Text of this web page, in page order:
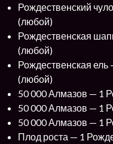
Рождественский
(любой)
Рождественская
(любой)
Рождественская ель
(любой)
50 000 Алмазов — 1
50 000 Алмазов — 1
50 000 Алмазов — 1
Плод роста — 1